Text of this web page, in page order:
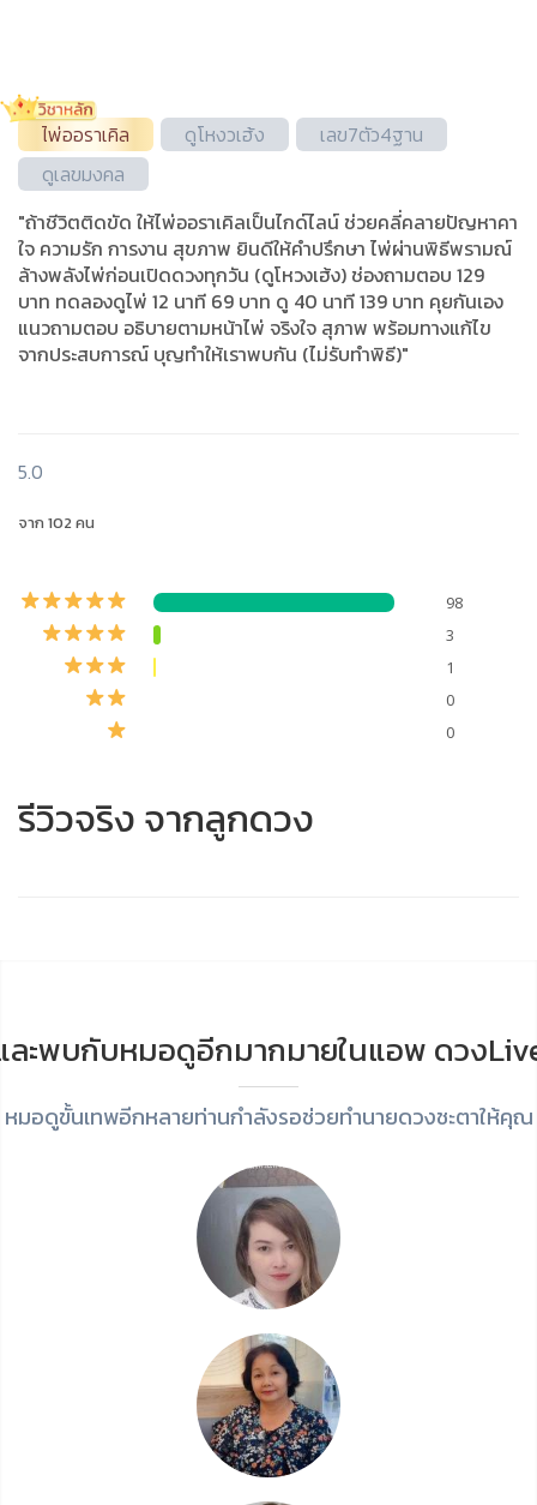
ไพ่ออราเคิล ดูโหงวเฮ้ง
เลข7ตัว4ฐาน
ดูเลขมงคล
"ถ้าชีวิตติดขัด ให้ไพ่ออราเคิลเป็นไกด์ไลน์ ช่วยคลี่คลายปัญหาคา
ใจ ความรัก การงาน สุขภาพ ยินดีให้คำปรึกษา ไพ่ผ่านพิธีพรามณ์
ล้างพลังไพ่ก่อนเปิดดวงทุกวัน (ดูโหวงเฮ้ง) ช่องถามตอบ 129
บาท ทดลองดูไพ่ 12 นาที 69 บาท ดู 40 นาที 139 บาท คุยกันเอง
แนวถามตอบ อธิบายตามหน้าไพ่ จริงใจ สุภาพ พร้อมทางแก้ไข
จากประสบการณ์ บุญทำให้เราพบกัน (ไม่รับทำพิธี)"
5.0
จาก 102 คน
98
3
1
0
0
รีวิวจริง จากลูกดวง
ละพบกับหมอดูอีกมากมายในแอพ ดวง
หมอดูขั้นเทพอีกหลายท่านกำลังรอช่วยทำนายดวงชะตาให้คุณ